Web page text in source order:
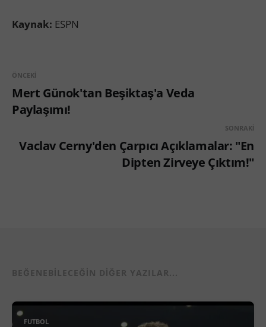
Kaynak: ESPN
ÖNCEKI
Mert Günok'tan Beşiktaş'a Veda
Paylaşımı!
SONRAKI
Vaclav Cerny'den Çarpıcı Açıklamalar: "En
Dipten Zirveye Çıktım!"
BEĞENEBILECEĞIN DIĞER YAZILAR...
FUTBOL